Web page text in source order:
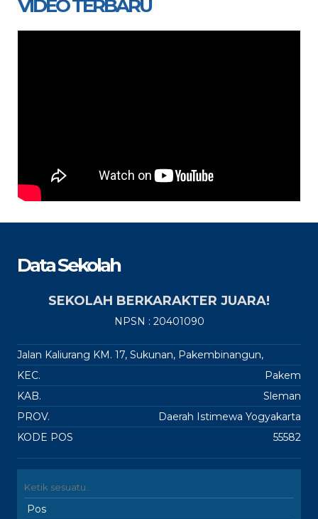
VIDEO TERBARU
Data Sekolah
SEKOLAH BERKARAKTER JUARA!
NPSN : 20401090
Jalan Kaliurang KM. 17, Sukunan, Pakembinangun,
KEC.
Pakem
KAB.
Sleman
PROV.
Daerah Istimewa Yogyakarta
KODE POS
55582